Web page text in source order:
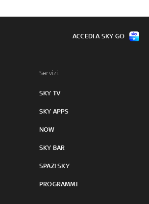
Servizi:
SKY TV
SKY APPS
NOW
SKY BAR
SPAZI SKY
PROGRAMMI
ACCEDI A SKY GO